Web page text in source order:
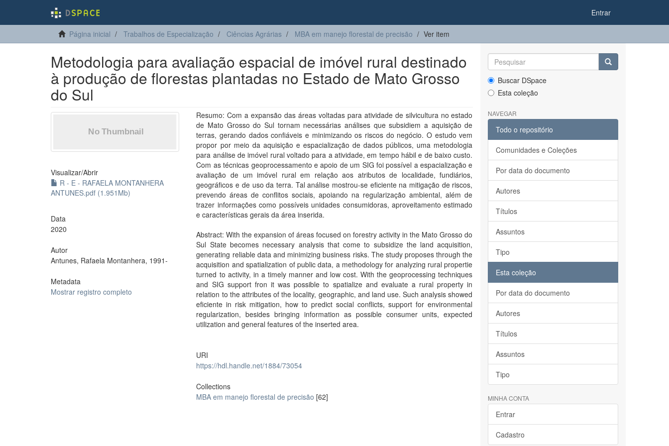
Entrar
Página inicial Trabalhos de Especialização Ciências Agrárias MBA em manejo florestal de precisão Ver item
Metodologia para avaliação espacial de imóvel rural destinado
à produção de florestas plantadas no Estado de Mato Grosso
do Sul
Visualizar/Abrir
R - E - RAFAELA MONTANHERA
ANTUNES.pdf (1.951Mb)
Data
2020
Autor
Antunes, Rafaela Montanhera, 1991-
Metadata
Mostrar registro completo
Resumo: Com a expansão das áreas voltadas para atividade de silvicultura no estado
de Mato Grosso do Sul tornam necessárias análises que subsidiem a aquisição de
terras, gerando dados confiáveis e minimizando os riscos do negócio. O estudo vem
propor por meio da aquisição e espacialização de dados públicos, uma metodologia
para análise de imóvel rural voltado para a atividade, em tempo hábil e de baixo custo.
Com as técnicas geoprocessamento e apoio de um SIG foi possível a espacialização e
avaliação de um imóvel rural em relação aos atributos de localidade, fundiários,
geográficos e de uso da terra. Tal análise mostrou-se eficiente na mitigação de riscos,
prevendo áreas de conflitos sociais, apoiando na regularização ambiental, além de
trazer informações como possíveis unidades consumidoras, aproveitamento estimado
e características gerais da área inserida.
Abstract: With the expansion of áreas focused on forestry activity in the Mato Grosso do
Sul State becomes necessary analysis that come to subsidize the land acquisition,
generating reliable data and minimizing business risks. The study proposes through the
acquisition and spatialization of public data, a methodology for analyzing rural propertie
turned to activity, in a timely manner and low cost. With the geoprocessing techniques
and SIG support fron it was possible to spatialize and evaluate a rural property in
relation to the attributes of the locality, geographic, and land use. Such analysis showed
eficiente in risk mitigation, how to predict social conflicts, support for environmental
regularization, besides bringing information as possible consumer units, expected
utilization and general features of the inserted area.
URI
https://hdl.handle.net/1884/73054
Collections
MBA em manejo florestal de precisão [62]
Buscar DSpace
Esta coleção
NAVEGAR
Todo o repositório
Comunidades e Coleções
Por data do documento
Autores
Títulos
Assuntos
Tipo
Esta coleção
Por data do documento
Autores
Títulos
Assuntos
Tipo
MINHA CONTA
Entrar
Cadastro